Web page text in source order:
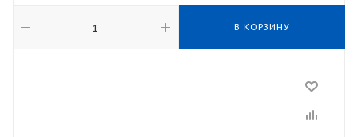
В КОРЗИНУ